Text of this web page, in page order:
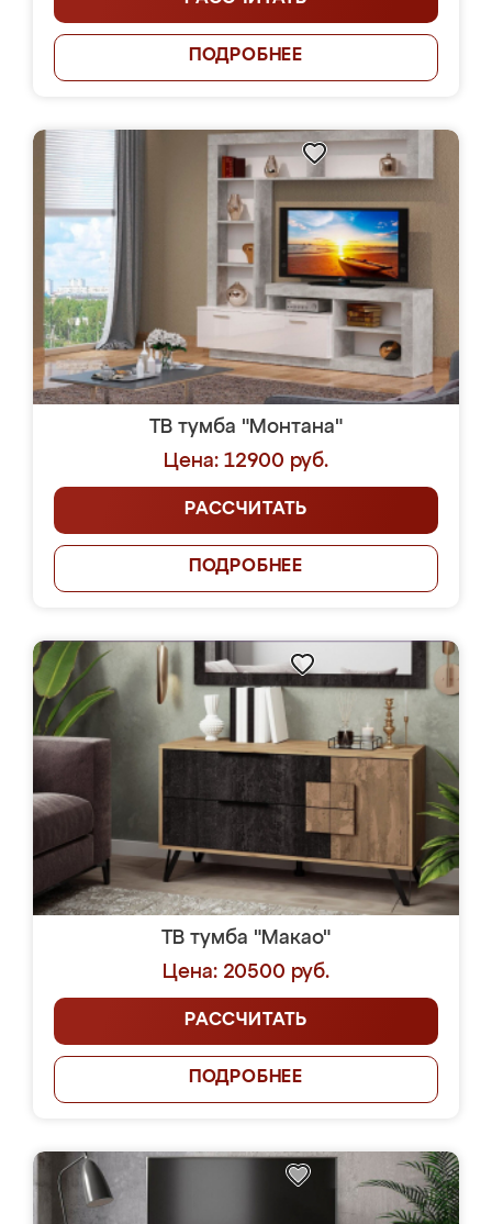
ПОДРОБНЕЕ
ТВ тумба "Монтана"
Цена: 12900 руб.
РАССЧИТАТЬ
ПОДРОБНЕЕ
ТВ тумба "Макао"
Цена: 20500 руб.
РАССЧИТАТЬ
ПОДРОБНЕЕ